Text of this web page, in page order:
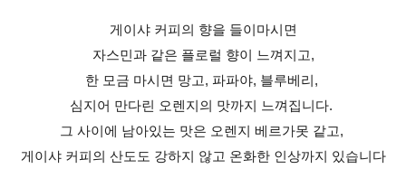
게이샤 커피의 향을 들이마시면
자스민과 같은 플로럴 향이 느껴지고,
한 모금 마시면 망고, 파파야, 블루베리,
심지어 만다린 오렌지의 맛까지 느껴집니다.
그 사이에 남아있는 맛은 오렌지 베르가못 같고,
게이샤 커피의 산도도 강하지 않고 온화한 인상까지 있습니다